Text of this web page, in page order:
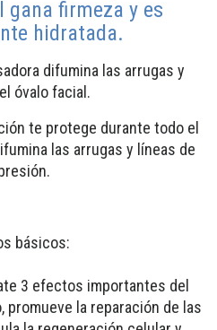
gana firmeza y es
hidratada.
difumina las arrugas y
óvalo facial.
te protege durante todo el
las arrugas y líneas de
básicos:
3 efectos importantes del
la reparación de las